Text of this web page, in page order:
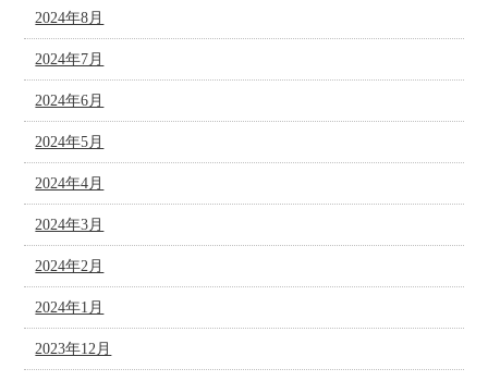
2024年8月
2024年7月
2024年6月
2024年5月
2024年4月
2024年3月
2024年2月
2024年1月
2023年12月